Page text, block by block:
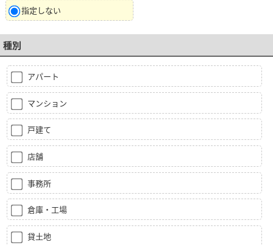
指定しない
種別
アパート
マンション
戸建て
店舗
事務所
倉庫・工場
貸土地